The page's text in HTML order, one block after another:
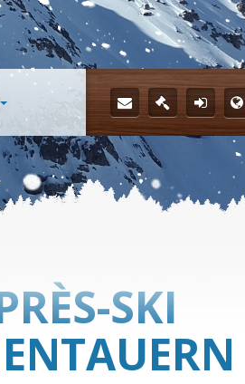
SKI